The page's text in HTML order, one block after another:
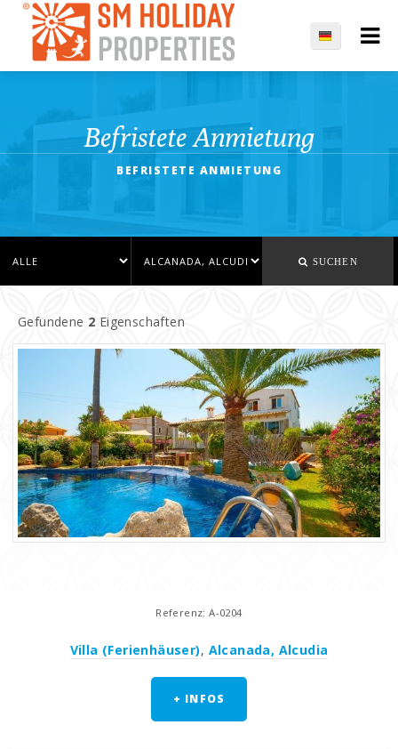
Befristete Anmietung
BEFRISTETE ANMIETUNG
SUCHEN
Gefundene 2 Eigenschaften
Referenz: A-0204
Villa (Ferienhäuser), Alcanada, Alcudia
+ INFOS